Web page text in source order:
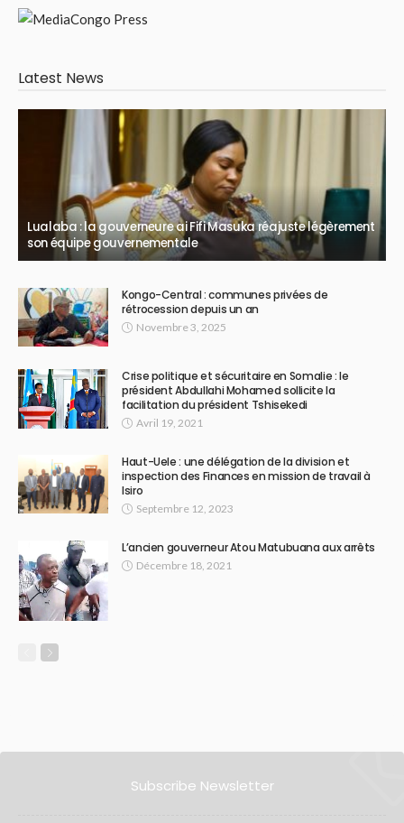
Latest News
Lualaba : la gouverneure ai Fifi Masuka réajuste légèrement
son équipe gouvernementale
Kongo-Central : communes privées de
rétrocession depuis un an
Novembre 3, 2025
Crise politique et sécuritaire en Somalie : le
président Abdullahi Mohamed sollicite la
facilitation du président Tshisekedi
Avril 19, 2021
Haut-Uele : une délégation de la division et
inspection des Finances en mission de travail à
Isiro
Septembre 12, 2023
L’ancien gouverneur Atou Matubuana aux arrêts
Décembre 18, 2021
Subscribe Newsletter